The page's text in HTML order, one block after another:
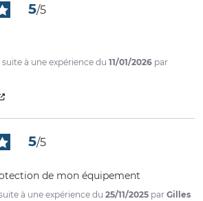
5/5
suite à une expérience du11/01/2026 par
5/5
de mon équipement
à une expérience du25/11/2025 parGilles